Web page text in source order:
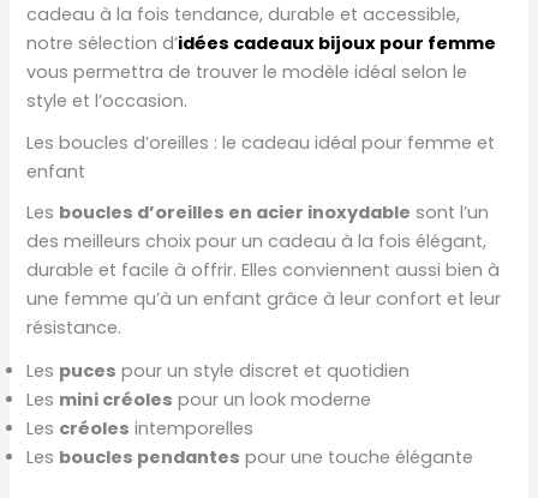
cadeau à la fois tendance, durable et accessible,
notre sélection d’idées cadeaux bijoux pour femme
vous permettra de trouver le modèle idéal selon le
style et l’occasion.
Les boucles d’oreilles : le cadeau idéal pour femme et
enfant
Les boucles d’oreilles en acier inoxydable sont l’un
des meilleurs choix pour un cadeau à la fois élégant,
durable et facile à offrir. Elles conviennent aussi bien à
une femme qu’à un enfant grâce à leur confort et leur
résistance.
Les puces pour un style discret et quotidien
Les mini créoles pour un look moderne
Les créoles intemporelles
Les boucles pendantes pour une touche élégante